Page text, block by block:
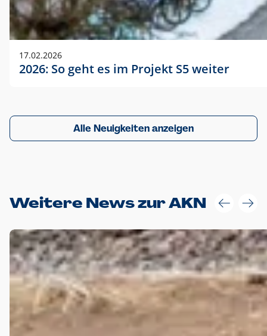
17.02.2026
2026: So geht es im Projekt S5 weiter
Alle Neuigkeiten anzeigen
Weitere News zur AKN